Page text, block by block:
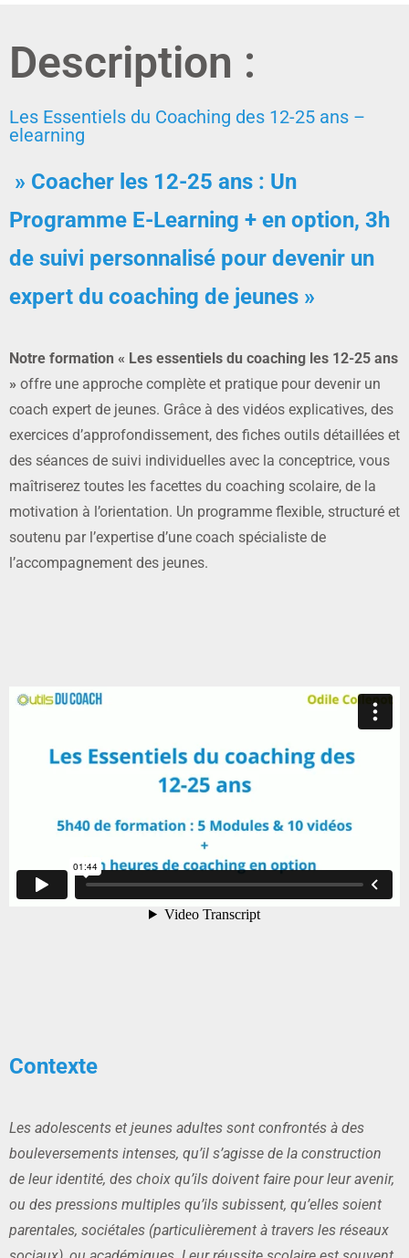
Description :
Les Essentiels du Coaching des 12-25 ans –
elearning
» Coacher les 12-25 ans : Un
Programme E-Learning + en option, 3h
de suivi personnalisé pour devenir un
expert du coaching de jeunes »
Notre formation « Les essentiels du coaching les 12-25 ans
» offre une approche complète et pratique pour devenir un
coach expert de jeunes. Grâce à des vidéos explicatives, des
exercices d’approfondissement, des fiches outils détaillées et
des séances de suivi individuelles avec la conceptrice, vous
maîtriserez toutes les facettes du coaching scolaire, de la
motivation à l’orientation. Un programme flexible, structuré et
soutenu par l’expertise d’une coach spécialiste de
l’accompagnement des jeunes.
Contexte
Les adolescents et jeunes adultes sont confrontés à des
bouleversements intenses, qu’il s’agisse de la construction
de leur identité, des choix qu’ils doivent faire pour leur avenir,
ou des pressions multiples qu’ils subissent, qu’elles soient
parentales, sociétales (particulièrement à travers les réseaux